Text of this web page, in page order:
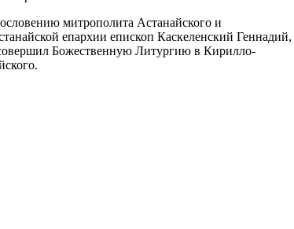
митрополита Астанайского и
епархии епископ Каскеленский Геннадий,
Божественную Литургию в Кирилло-